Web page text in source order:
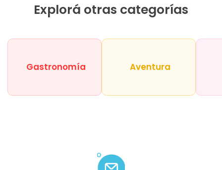
Explorá otras categorías
Gastronomía Aventura